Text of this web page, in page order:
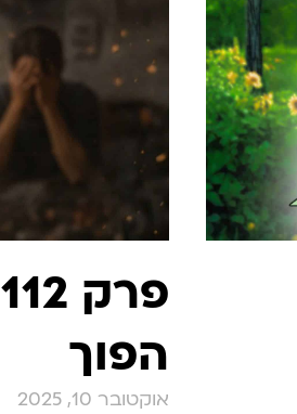
הפוך
אוקטובר 10, 2025